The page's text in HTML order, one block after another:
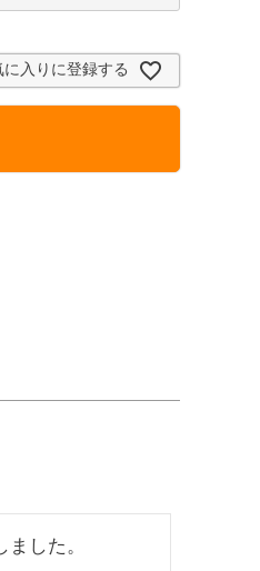
に入りに登録する
した。